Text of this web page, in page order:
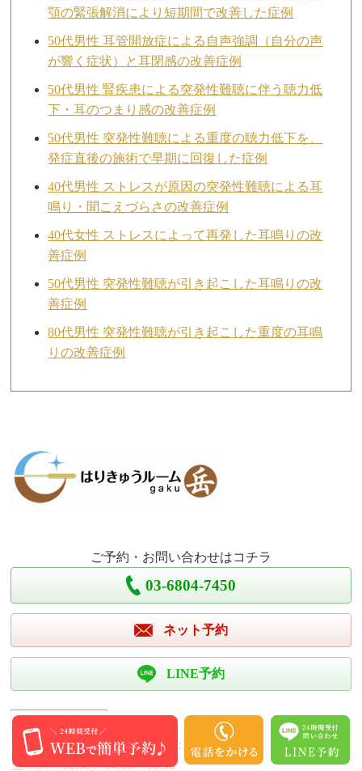
顎の緊張解消により短期間で改善した症例
50代男性 耳管開放症による自声強調（自分の声
が響く症状）と耳閉感の改善症例
50代男性 腎疾患による突発性難聴に伴う聴力低
下・耳のつまり感の改善症例
50代男性 突発性難聴による重度の聴力低下を、
発症直後の施術で早期に回復した症例
40代男性 ストレスが原因の突発性難聴による耳
鳴り・聞こえづらさの改善症例
40代女性 ストレスによって再発した耳鳴りの改
善症例
50代男性 突発性難聴が引き起こした耳鳴りの改
善症例
80代男性 突発性難聴が引き起こした重度の耳鳴
りの改善症例
ご予約・お問い合わせはコチラ
03-6804-7450
ネット予約
LINE予約
平日 10:30〜12:30／14:00〜19:30
土 9:30〜12:30／14:00〜18:30